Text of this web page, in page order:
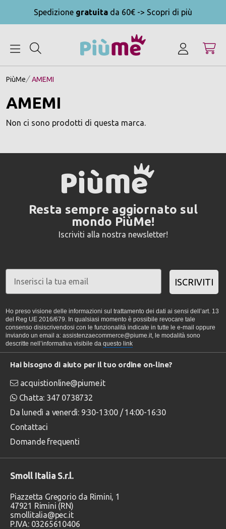
Spedizione gratuita da 60€ -> Scopri di più
PiùMe AMEMI
AMEMI
Non ci sono prodotti di questa marca.
Resta sempre aggiornato sul
mondo PiùMe!
Iscriviti alla nostra newsletter!
ISCRIVITI
Ho preso visione delle informazioni sul trattamento dei dati ai sensi dell’art. 13
del Reg UE 2016/679. In qualsiasi momento è possibile revocare tale
consenso disiscrivendosi con le funzionalità indicate in tutte le e-mail oppure
inviando un email a: assistenzaecommerce@piume.it, le modalità sono
descritte nell’informativa visibile da questo link
Hai bisogno di aiuto per il tuo ordine on-line?
acquistionline@piume.it
Chatta: 347 0738732
Da lunedì a venerdì: 9:30-13:00 / 14:00-16:30
Contattaci
Domande frequenti
Smoll Italia S.r.l.
Piazzetta Gregorio da Rimini, 1
47921 Rimini (RN)
smollitalia@pec.it
P.IVA: 03265610406